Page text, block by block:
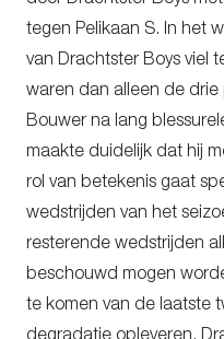
tegen Pelikaan S. In het
van Drachtster Boys viel
waren dan alleen de
Bouwer na lang
maakte duidelijk dat hij
rol van betekenis gaat
wedstrijden van het
resterende wedstrijden
beschouwd mogen
te komen van de laatste